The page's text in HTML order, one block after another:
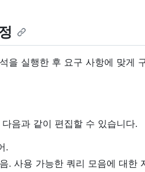
을 실행한 후 요구 사항에 맞게
음과 같이 편집할 수 있습니다.
.
. 사용 가능한 쿼리 모음에 대한